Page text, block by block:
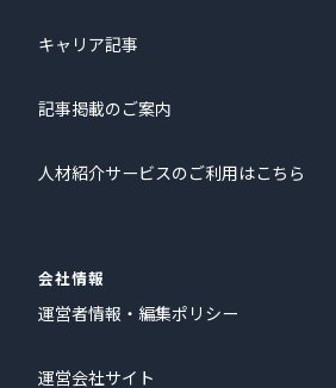
キャリア記事
記事掲載のご案内
人材紹介サービスのご利用はこちら
会社情報
運営者情報・編集ポリシー
運営会社サイト